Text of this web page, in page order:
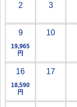
2 3
9
19,965
円
10
16
18,590
円
17